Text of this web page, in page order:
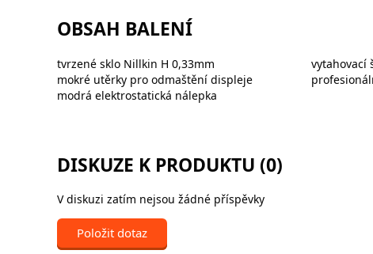
OBSAH BALENÍ
tvrzené sklo Nillkin H 0,33mm
mokré utěrky pro odmaštění displeje
modrá elektrostatická nálepka
vytahovací
DISKUZE K PRODUKTU (0)
V diskuzi zatím nejsou žádné příspěvky
Položit dotaz